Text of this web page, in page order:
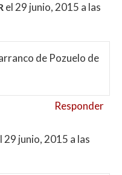
el 29 junio, 2015 a las
de Pozuelo de
Responder
29 junio, 2015 a las